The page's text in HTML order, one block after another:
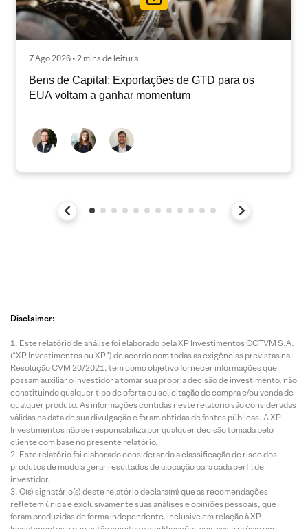
7 Ago 2026 • 2 mins de leitura
Bens de Capital: Exportações de GTD para os
EUA voltam a ganhar momentum
Disclaimer:
Este relatório de análise foi elaborado pela XP Investimentos CCTVM S.A.
(“XP Investimentos ou XP”) de acordo com todas as exigências previstas na
Resolução CVM 20/2021, tem como objetivo fornecer informações que
possam auxiliar o investidor a tomar sua própria decisão de investimento, não
constituindo qualquer tipo de oferta ou solicitação de compra e/ou venda de
qualquer produto. As informações contidas neste relatório são consideradas
válidas na data de sua divulgação e foram obtidas de fontes públicas. A XP
Investimentos não se responsabiliza por qualquer decisão tomada pelo
cliente com base no presente relatório.
Este relatório foi elaborado considerando a classificação de risco dos
produtos de modo a gerar resultados de alocação para cada perfil de
investidor.
O(s) signatário(s) deste relatório declara(m) que as recomendações
refletem única e exclusivamente suas análises e opiniões pessoais, que
foram produzidas de forma independente, inclusive em relação à XP